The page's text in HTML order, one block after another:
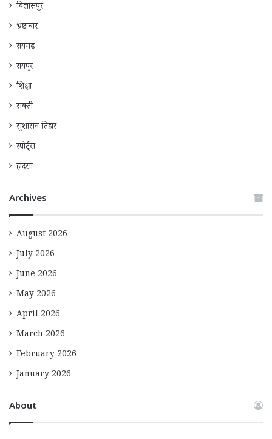
बिलासपुर
भ्रष्टाचार
रायगढ़
रायपुर
शिक्षा
सक्ती
सुशासन तिहार
स्पोर्ट्स
हादसा
Archives
August 2026
July 2026
June 2026
May 2026
April 2026
March 2026
February 2026
January 2026
About